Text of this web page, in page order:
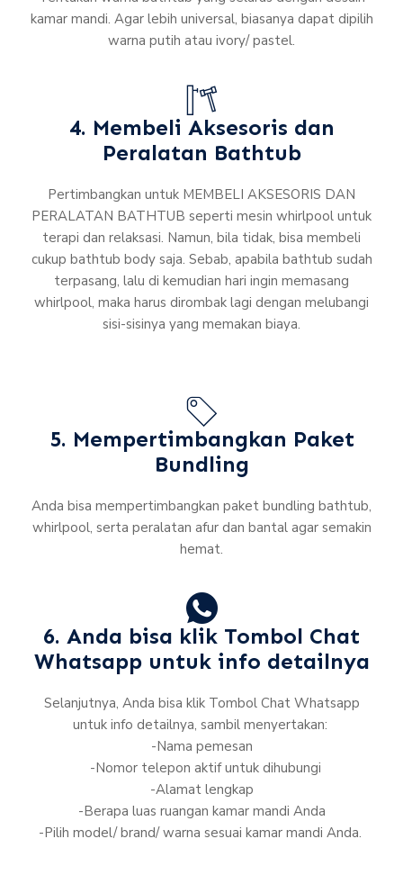
kamar mandi. Agar lebih universal, biasanya dapat dipilih
warna putih atau ivory/ pastel.
4. Membeli Aksesoris dan
Peralatan Bathtub
Pertimbangkan untuk MEMBELI AKSESORIS DAN
PERALATAN BATHTUB seperti mesin whirlpool untuk
terapi dan relaksasi. Namun, bila tidak, bisa membeli
cukup bathtub body saja. Sebab, apabila bathtub sudah
terpasang, lalu di kemudian hari ingin memasang
whirlpool, maka harus dirombak lagi dengan melubangi
sisi-sisinya yang memakan biaya.
5. Mempertimbangkan Paket
Bundling
Anda bisa mempertimbangkan paket bundling bathtub,
whirlpool, serta peralatan afur dan bantal agar semakin
hemat.
6. Anda bisa klik Tombol Chat
Whatsapp untuk info detailnya
Selanjutnya, Anda bisa klik Tombol Chat Whatsapp
untuk info detailnya, sambil menyertakan:
-Nama pemesan
-Nomor telepon aktif untuk dihubungi
-Alamat lengkap
-Berapa luas ruangan kamar mandi Anda
-Pilih model/ brand/ warna sesuai kamar mandi Anda.